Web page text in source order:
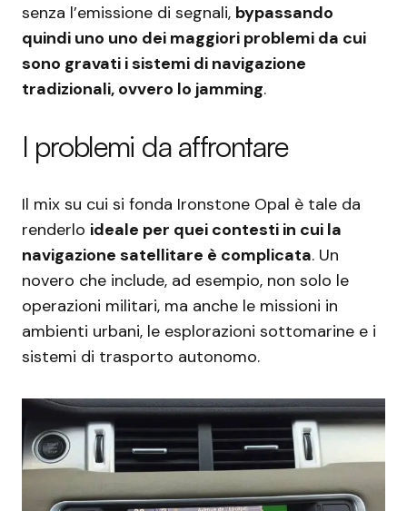
senza l’emissione di segnali, bypassando
quindi uno uno dei maggiori problemi da cui
sono gravati i sistemi di navigazione
tradizionali, ovvero lo jamming.
I problemi da affrontare
Il mix su cui si fonda Ironstone Opal è tale da
renderlo ideale per quei contesti in cui la
navigazione satellitare è complicata. Un
novero che include, ad esempio, non solo le
operazioni militari, ma anche le missioni in
ambienti urbani, le esplorazioni sottomarine e i
sistemi di trasporto autonomo.